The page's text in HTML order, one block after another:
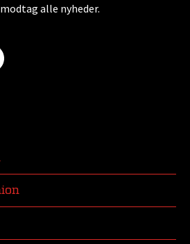
alle nyheder.